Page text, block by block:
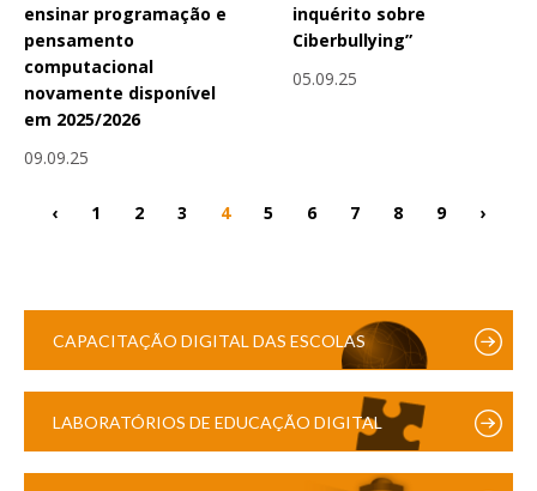
ensinar programação e
pensamento
computacional
novamente disponível
em 2025/2026
09.09.25
inquérito sobre
Ciberbullying”
05.09.25
‹ 1 2 3 4 5 6 7 8 9 ›
CAPACITAÇÃO DIGITAL DAS ESCOLAS
LABORATÓRIOS DE EDUCAÇÃO DIGITAL